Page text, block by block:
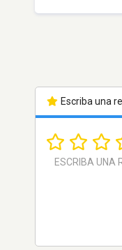
Escriba una